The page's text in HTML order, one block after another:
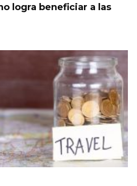
logra beneficiar a las